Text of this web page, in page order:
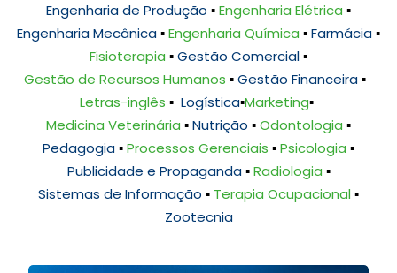
Engenharia de Produção ▪️Engenharia Elétrica ▪️
Engenharia Mecânica▪️Engenharia Química ▪️Farmácia▪️
Fisioterapia ▪️Gestão Comercial▪️
Gestão de Recursos Humanos ▪️Gestão Financeira▪️
Letras-inglês ▪️ Logística▪️Marketing▪️
Medicina Veterinária ▪️Nutrição ▪️Odontologia ▪️
Pedagogia▪️Processos Gerenciais ▪️Psicologia ▪️
Publicidade e Propaganda ▪️Radiologia ▪️
Sistemas de Informação ▪️ Terapia Ocupacional ▪️
Zootecnia